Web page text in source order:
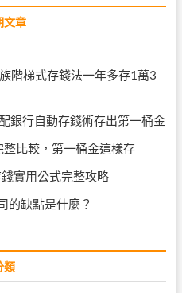
文章
階梯式存錢法一年多存1萬3
銀行自動存錢術存出第一桶金
比較，第一桶金這樣存
實用公式完整攻略
的缺點是什麼？
類